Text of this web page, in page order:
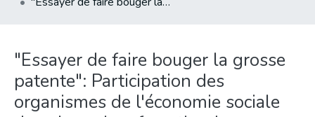
"Essayer de faire bouger la grosse
patente": Participation des
organismes de l'économie sociale